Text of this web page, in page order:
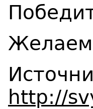
Желаем
http://